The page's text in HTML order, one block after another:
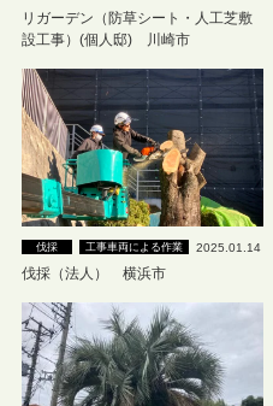
リガーデン（防草シート・人工芝敷
設工事）(個人邸) 川崎市
伐採 工事車両による作業 2025.01.14
伐採（法人） 横浜市